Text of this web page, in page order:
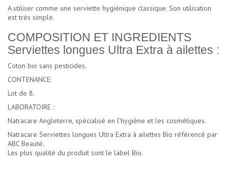
A utiliser comme une serviette hygiénique classique. Son utilisation
est très simple.
COMPOSITION ET INGREDIENTS
Serviettes longues Ultra Extra à ailettes :
Coton bio sans pesticides.
CONTENANCE:
Lot de 8.
LABORATOIRE :
Natracare Angleterre, spécialisé en l'hygiène et les cosmétiques.
Natracare Serviettes longues Ultra Extra à ailettes Bio référencé par
ABC Beauté.
Les plus qualité du produit sont le label Bio.